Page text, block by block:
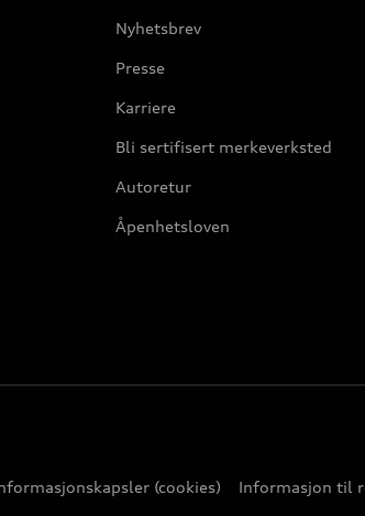
Nyhetsbrev
Presse
Karriere
Bli sertifisert merkeverksted
Autoretur
Åpenhetsloven
(cookies) Informasjon til